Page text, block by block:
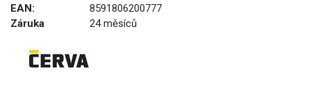
EAN:
8591806200777
Záruka
24 měsíců